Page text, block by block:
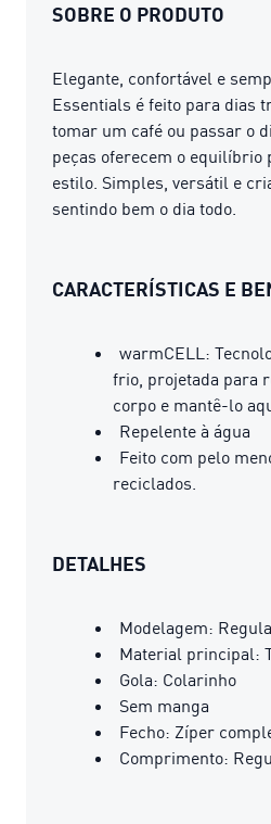
SOBRE O PRODUTO
Elegante, confortável ​​e
Essentials é feito para dias
tomar um café ou passar o
peças oferecem o equilíbrio
estilo. Simples, versátil e
sentindo bem o dia todo.
CARACTERÍSTICAS E
warmCELL:
frio, projetada para
corpo e mantê-lo
Repelente à água
Feito com pelo
reciclados.
DETALHES
Modelagem:
Material principal:
Gola: Colarinho
Sem manga
Fecho: Zíper
Comprimento: